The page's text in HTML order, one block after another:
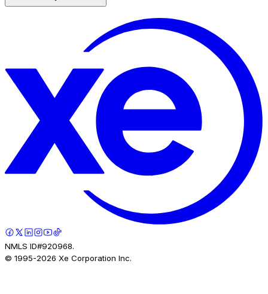
NMLS ID#920968.
© 1995-2026 Xe Corporation Inc.